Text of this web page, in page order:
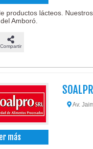
productos lácteos.
Amboró.
Compartir
más
Av.